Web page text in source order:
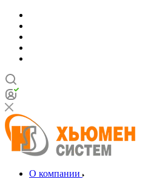
О компании